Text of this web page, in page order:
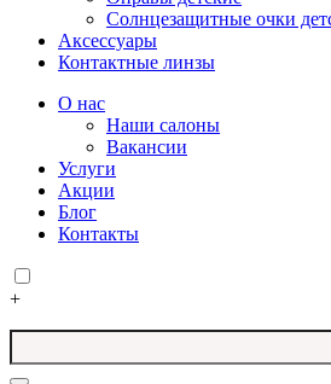
Солнцезащитные очки
Аксессуары
Контактные линзы
О нас
Наши салоны
Вакансии
Услуги
Акции
Блог
Контакты
+